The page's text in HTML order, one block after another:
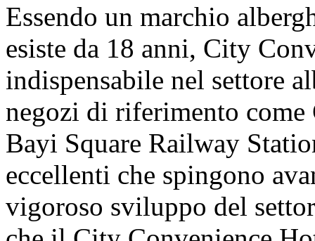
Essendo un marchio
esiste da 18 anni, City
indispensabile nel settore
negozi di riferimento
Bayi Square Railway
eccellenti che spingono
vigoroso sviluppo del